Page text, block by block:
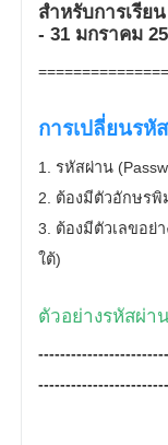
สำหรับการเรีย
- 31 มกราคม
การเปลี่ยนรหั
1. รหัสผ่าน
2. ต้องมีตัวอักษร
3. ต้องมีตัวเลขอย่
ใต้)
ตัวอย่างรหัสผ่